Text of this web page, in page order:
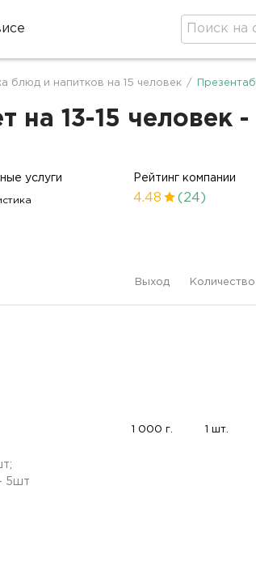
блюд и напитков на 15 человек /
на 13-15 человек
услуги Рейтинг компании
4.48 (24)
Выход Количество
5шт
1 000 г. 1 шт.